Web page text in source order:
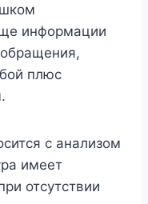
информации
плюс
с анализом
имеет
отсутствии